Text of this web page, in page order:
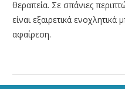
θεραπεία. Σε σπάνιες
είναι εξαιρετικά ενοχλητικά
αφαίρεση.